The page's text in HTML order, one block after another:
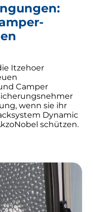
Itzehoer
Camper
wenn sie ihr
Dynamic
schützen.